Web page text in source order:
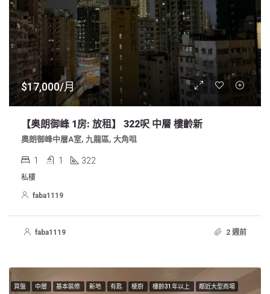
$17,000/月
【奥朗御峰 1房: 放租】 322呎 中層 樓齡新
奧朗御峰中層A室, 九龍區, 大角咀
1 1 322
私樓
faba1119
faba1119 2 週前
買盤 中層 基本裝修 新地 有匙 梗廚 樓齡31年以上 鄰近大型商場